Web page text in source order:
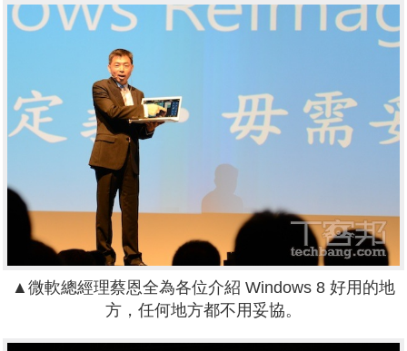
▲微軟總經理蔡恩全為各位介紹 Windows 8 好用的地
方，任何地方都不用妥協。